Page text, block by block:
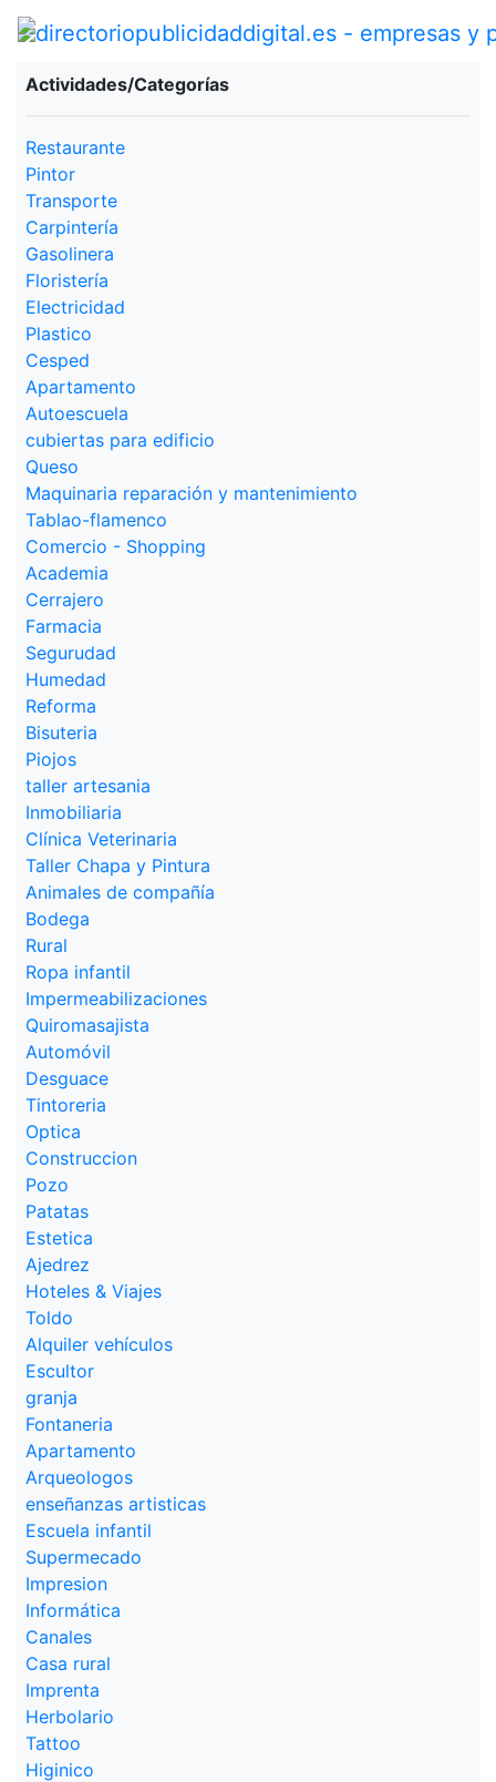
Actividades/Categorías
Restaurante
Pintor
Transporte
Carpintería
Gasolinera
Floristería
Electricidad
Plastico
Cesped
Apartamento
Autoescuela
cubiertas para edificio
Queso
Maquinaria reparación y mantenimiento
Tablao-flamenco
Comercio - Shopping
Academia
Cerrajero
Farmacia
Segurudad
Humedad
Reforma
Bisuteria
Piojos
taller artesania
Inmobiliaria
Clínica Veterinaria
Taller Chapa y Pintura
Animales de compañía
Bodega
Rural
Ropa infantil
Impermeabilizaciones
Quiromasajista
Automóvil
Desguace
Tintoreria
Optica
Construccion
Pozo
Patatas
Estetica
Ajedrez
Hoteles & Viajes
Toldo
Alquiler vehículos
Escultor
granja
Fontaneria
Apartamento
Arqueologos
enseñanzas artisticas
Escuela infantil
Supermecado
Impresion
Informática
Canales
Casa rural
Imprenta
Herbolario
Tattoo
Higinico